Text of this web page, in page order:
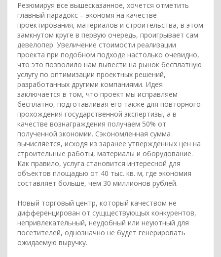
Резюмируя все вышесказанное, хочется отметить
главный парадокс – экономя на качестве
проектирования, материалов и строительства, в этом
замкнутом круге в первую очередь, проигрывает сам
девелопер. Увеличение стоимости реализации
проекта при подобном подходе настолько очевидно,
что это позволило нам вывести на рынок бесплатную
услугу по оптимизации проектных решений,
разработанных другими компаниями. Идея
заключается в том, что проект мы исправляем
бесплатно, подготавливая его также для повторного
прохождения государственной экспертизы, а в
качестве вознаграждения получаем 50% от
полученной экономии. Сэкономленная сумма
вычисляется, исходя из заранее утвержденных цен на
строительные работы, материалы и оборудование.
Как правило, услуга становится интересной для
объектов площадью от 40 тыс. кв. м, где экономия
составляет больше, чем 30 миллионов рублей.
Новый торговый центр, который качеством не
дифференцирован от сущществующых конкурентов,
непривлекательный, неудобный или неуютный для
посетителей, однозначно не будет генерировать
ожидаемую выручку.